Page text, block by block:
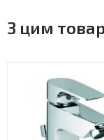
З цим